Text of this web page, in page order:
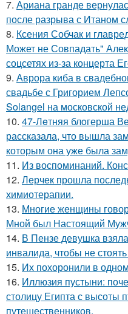
7. Ариана гранде
после разрыва с Итаном
8. Ксения Собчак и
Может не Совпадать"
соцсетях из-за концерта
9. Аврора киба в
свадьбе с Григорием
Solangel на московской
10. 47-Лeтняя блoгерша
рассказала, что вышла
которым она уже была
11. Из воспоминаний.
12. Лерчек прошла
химиотерапии.
13. Многие женщины
Мной был Настоящий
14. В Пензе девушка
инвалида, чтобы не
15. Их похоронили в
16. Иллюзия пустыни:
столицу Египта с высоты
путешественников.